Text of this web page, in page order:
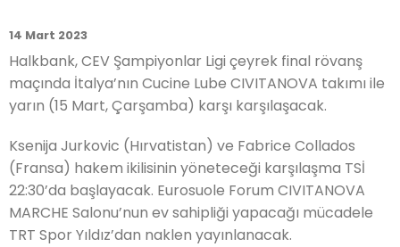
14 Mart 2023
Halkbank, CEV Şampiyonlar Ligi çeyrek final rövanş
maçında İtalya’nın Cucine Lube CIVITANOVA takımı ile
yarın (15 Mart, Çarşamba) karşı karşılaşacak.
Ksenija Jurkovic (Hırvatistan) ve Fabrice Collados
(Fransa) hakem ikilisinin yöneteceği karşılaşma TSİ
22:30’da başlayacak. Eurosuole Forum CIVITANOVA
MARCHE Salonu’nun ev sahipliği yapacağı mücadele
TRT Spor Yıldız’dan naklen yayınlanacak.